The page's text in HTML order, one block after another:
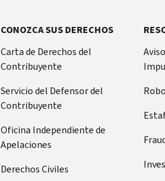
CONOZCA SUS DERECHOS
Carta de Derechos del
Contribuyente
Servicio del Defensor del
Contribuyente
Oficina Independiente de
Apelaciones
Derechos Civiles